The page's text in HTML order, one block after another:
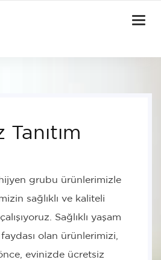
grubu ürünlerimizle
sağlıklı ve kaliteli
Sağlıklı yaşam
olan ürünlerimizi,
evinizde ücretsiz